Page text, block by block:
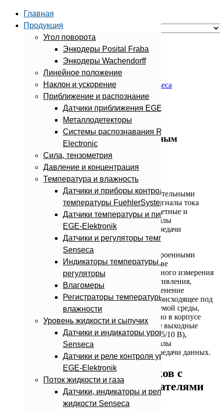
Температура и влажность
Датчики и регуляторы температуры Senseca
Датчики температуры с измерительным
преобразователем
Датчики температуры с измерительным
преобразователем
Датчики температуры со встроенными измерительными
преобразователями в аналоговые выходные сигналы тока
(0/4…20 мА), напряжения (0/2…5/10 В), дискретные и
частотные сигналы (0…2 кГц) или радиосигналы
промышленной частоты для беспроводной передачи
измеренных данных.
Широкий выбор датчиков температуры со встроенными
измерительными преобразователями. В качестве
чувствительных элементов для непосредственного измерения
температуры среды применяются термосопротивления,
термоэлементы и инфракрасные датчики. Изменение
характеристик чувствительных элементов, происходящее под
воздействием изменения температуры измеряемой среды,
преобразуется расположенной непосредственно в корпусе
датчика электроникой в линейные аналоговые выходные
сигналы тока (0/4…20 мА), напряжения (0/2…5/10 В),
частотные сигналы (0…2 кГц) или радиосигналы
промышленной частоты для беспроводной передачи данных.
Основные параметры датчиков с
измерительными преобразователями
Главная
Продукция
Угол поворота
Энкодеры Posital Fraba
Энкодеры Wachendorff
Линейное положение
Наклон и ускорение
Приближение и распознание
Датчики приближения EGE-Elektronik
Металлодетекторы
Системы распознавания Roland
Electronic
Сила, тензометрия
Давление и концентрация
Температура и влажность
Датчики и приборы контроля
температуры FuehlerSysteme
Датчики температуры и пирометры
EGE-Elektronik
Датчики и регуляторы температуры
Senseca
Индикаторы температуры и
регуляторы
Влагомеры
Регистраторы температуры и
влажности
Уровень жидкости и сыпучих
Датчики и индикаторы уровня
Senseca
Датчики и реле контроля уровня
EGE-Elektronik
Поток жидкости и газа
Датчики, индикаторы и реле потока
жидкости Senseca